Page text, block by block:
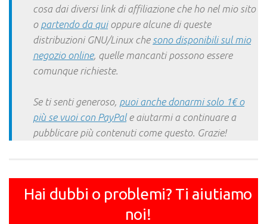
cosa dai diversi link di affiliazione che ho nel mio sito
o partendo da quioppure alcune di queste
distribuzioni GNU/Linux che sono disponibili sul mio
negozio online, quelle mancanti possono essere
comunque richieste.
Se ti senti generoso, puoi anche donarmi solo 1€ o
più se vuoi con PayPale aiutarmi a continuare a
pubblicare più contenuti come questo. Grazie!
Hai dubbi o problemi? Ti aiutiamo
noi!